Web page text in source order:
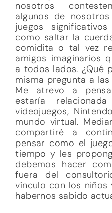
nosotros
algunos de
juegos
como saltar la
comidita o tal vez
amigos imaginarios
a todos lados. ¿Qué
misma pregunta a
Me atrevo a
estaría
videojuegos,
mundo virtual.
compartiré a
pensar como el
tiempo y les
debemos hacer
fuera del
vínculo con los
habernos sabido